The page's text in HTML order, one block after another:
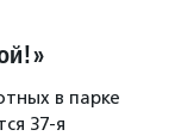
в парке
37-я